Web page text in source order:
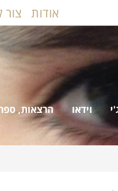
אודות
וידאו הרצאות,